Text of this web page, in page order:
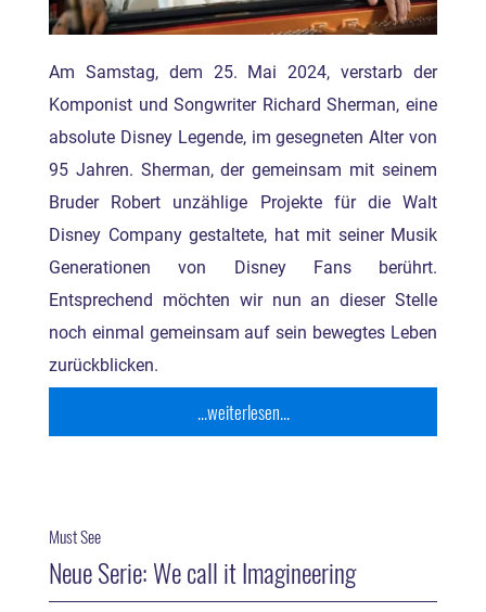
Am Samstag, dem 25. Mai 2024, verstarb der
Komponist und Songwriter Richard Sherman, eine
absolute Disney Legende, im gesegneten Alter von
95 Jahren. Sherman, der gemeinsam mit seinem
Bruder Robert unzählige Projekte für die Walt
Disney Company gestaltete, hat mit seiner Musik
Generationen von Disney Fans berührt.
Entsprechend möchten wir nun an dieser Stelle
noch einmal gemeinsam auf sein bewegtes Leben
zurückblicken.
...weiterlesen...
Must See
Neue Serie: We call it Imagineering